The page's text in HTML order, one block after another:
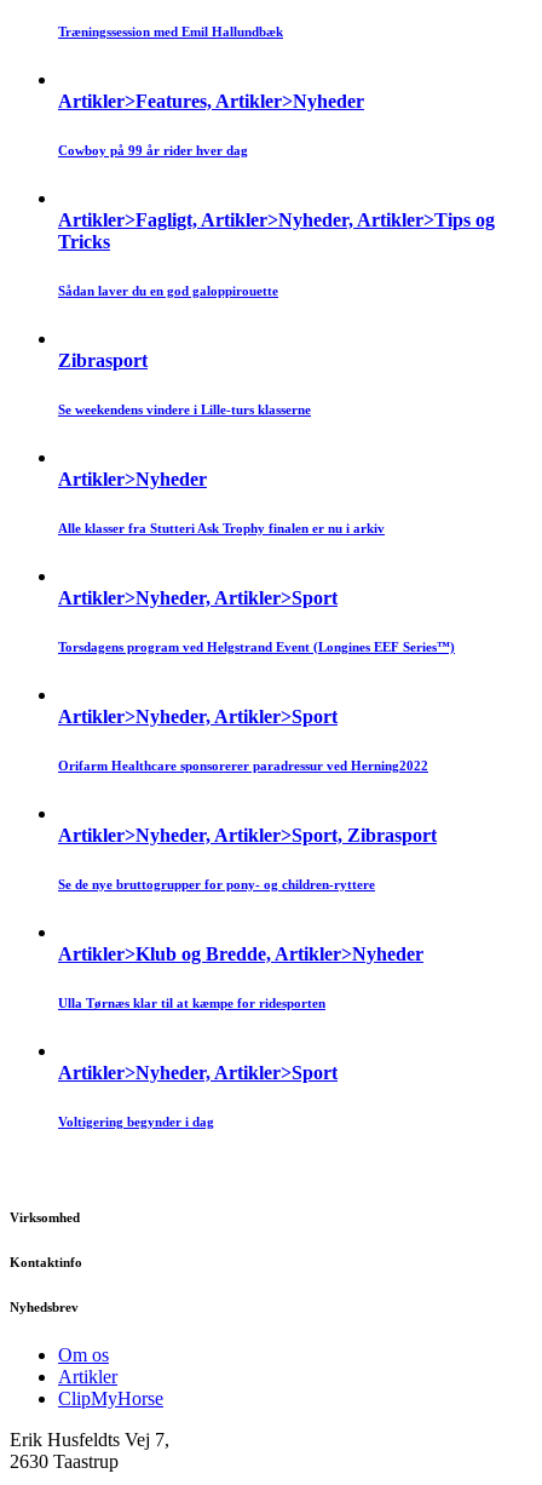
Træningssession med Emil Hallundbæk
Artikler>Features, Artikler>Nyheder
Cowboy på 99 år rider hver dag
Artikler>Fagligt, Artikler>Nyheder, Artikler>Tips og
Tricks
Sådan laver du en god galoppirouette
Zibrasport
Se weekendens vindere i Lille-turs klasserne
Artikler>Nyheder
Alle klasser fra Stutteri Ask Trophy finalen er nu i arkiv
Artikler>Nyheder, Artikler>Sport
Torsdagens program ved Helgstrand Event (Longines EEF Series™)
Artikler>Nyheder, Artikler>Sport
Orifarm Healthcare sponsorerer paradressur ved Herning2022
Artikler>Nyheder, Artikler>Sport, Zibrasport
Se de nye bruttogrupper for pony- og children-ryttere
Artikler>Klub og Bredde, Artikler>Nyheder
Ulla Tørnæs klar til at kæmpe for ridesporten
Artikler>Nyheder, Artikler>Sport
Voltigering begynder i dag
Virksomhed
Kontaktinfo
Nyhedsbrev
Om os
Artikler
ClipMyHorse
Erik Husfeldts Vej 7,
2630 Taastrup